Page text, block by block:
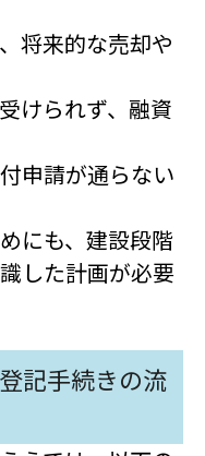
将来的な売却や
けられず、融資
申請が通らない
にも、建設段階
した計画が必要
記手続きの流